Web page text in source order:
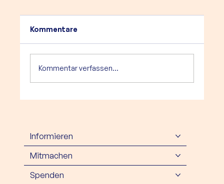
Kommentare
Kommentar verfassen...
Informieren
Mitmachen
Spenden